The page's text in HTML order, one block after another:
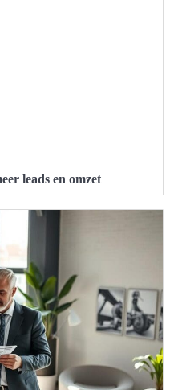
leads en omzet